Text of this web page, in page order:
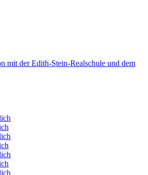
mit der Edith-Stein-Realschule und dem